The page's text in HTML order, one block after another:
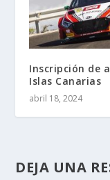
Inscripción de
Islas Canarias
abril 18, 2024
DEJA UNA